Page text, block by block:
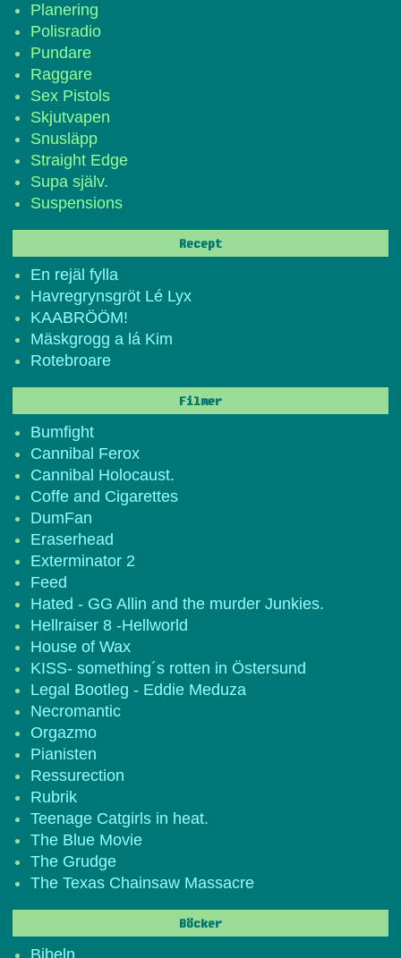
Planering
Polisradio
Pundare
Raggare
Sex Pistols
Skjutvapen
Snusläpp
Straight Edge
Supa själv.
Suspensions
Recept
En rejäl fylla
Havregrynsgröt Lé Lyx
KAABRÖÖM!
Mäskgrogg a lá Kim
Rotebroare
Filmer
Bumfight
Cannibal Ferox
Cannibal Holocaust.
Coffe and Cigarettes
DumFan
Eraserhead
Exterminator 2
Feed
Hated - GG Allin and the murder Junkies.
Hellraiser 8 -Hellworld
House of Wax
KISS- something´s rotten in Östersund
Legal Bootleg - Eddie Meduza
Necromantic
Orgazmo
Pianisten
Ressurection
Rubrik
Teenage Catgirls in heat.
The Blue Movie
The Grudge
The Texas Chainsaw Massacre
Böcker
Bibeln